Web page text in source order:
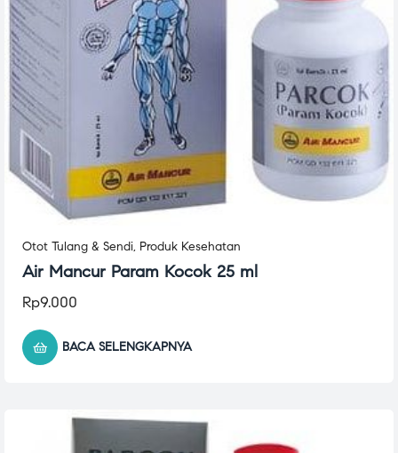
Otot Tulang & Sendi, Produk Kesehatan
Air Mancur Param Kocok 25 ml
Rp9.000
BACA SELENGKAPNYA